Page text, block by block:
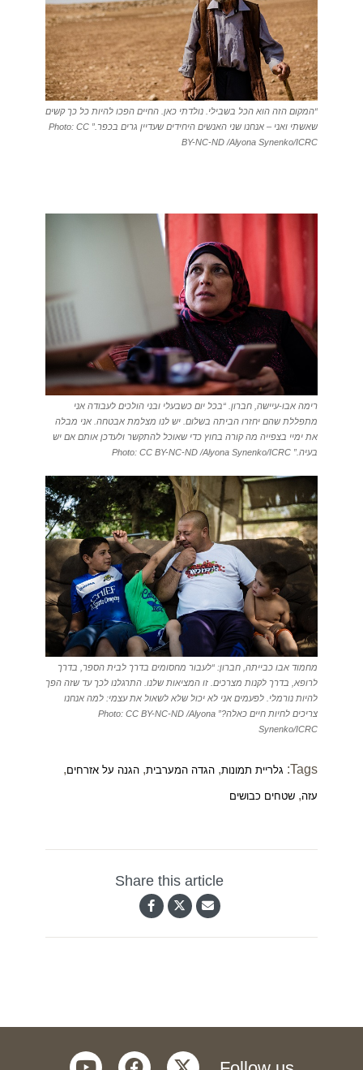
“המקום הזה הוא הכל בשבילי. נולדתי כאן. החיים הפכו להיות כל כך קשים
שאשתי ואני – אנחנו שני האנשים היחידים שעדיין גרים בכפר.” Photo: CC
BY-NC-ND /Alyona Synenko/ICRC
רימה אבו-עיישה, חברון. “בכל יום כשבעלי ובני הולכים לעבודה אני
מתפללת שהם יחזרו הביתה בשלום. יש לנו מצלמת אבטחה. אני מבלה
את ימיי בצפייה מה קורה בחוץ כדי שאוכל להתקשר ולעדכן אותם אם יש
בעיה.” Photo: CC BY-NC-ND /Alyona Synenko/ICRC
מחמוד אבו כבייתה, חברון: “לעבור מחסומים בדרך לבית הספר, בדרך
לרופא, בדרך לקנות מצרכים. זו המציאות שלנו. התרגלנו לכך עד שזה הפך
להיות נורמלי. לפעמים אני לא יכול שלא לשאול את עצמי: למה אנחנו
צריכים לחיות חיים כאלה?” Photo: CC BY-NC-ND /Alyona
Synenko/ICRC
Tags: גלריית תמונות, הגדה המערבית, הגנה על אזרחים,
עזה, שטחים כבושים
Share this article
twitter
facebook
youtube